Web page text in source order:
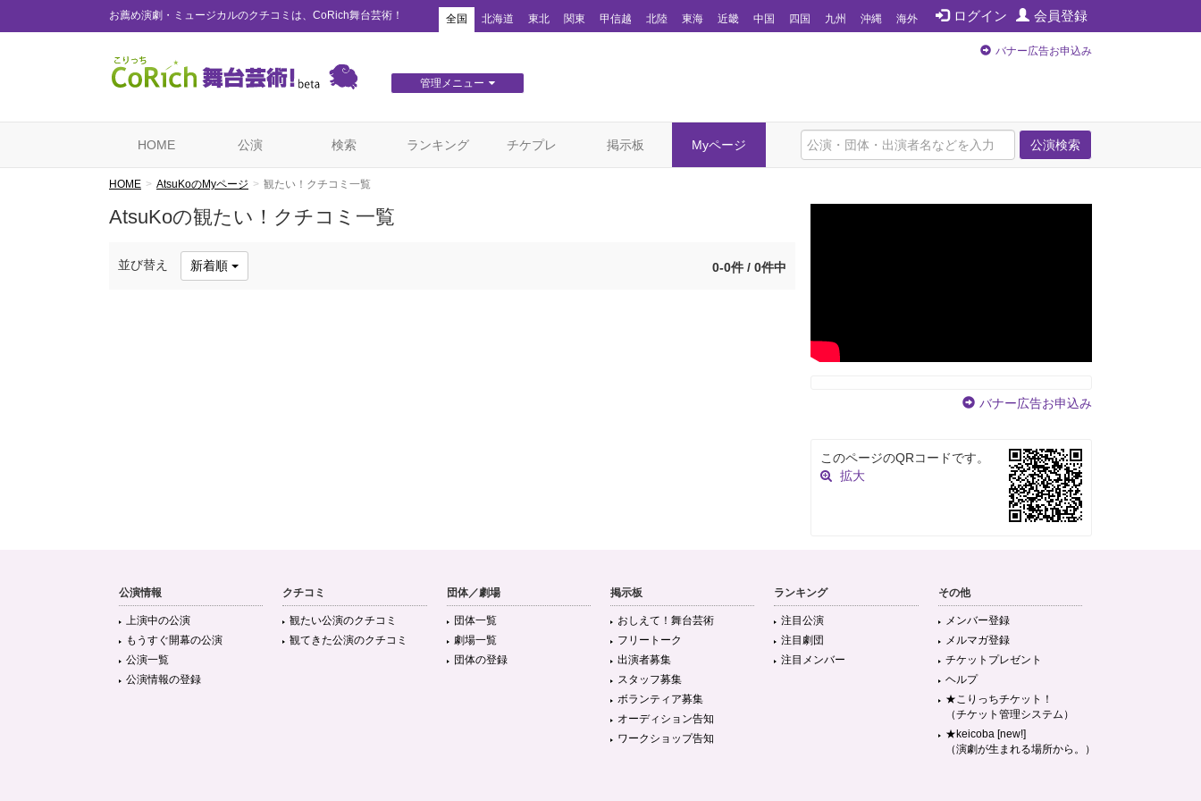
お薦め演劇・ミュージカルのクチコミは、CoRich舞台芸術！ ログイン 会員登録
全国 北海道 東北 関東 甲信越 北陸 東海 近畿 中国 四国 九州 沖縄 海外
管理メニュー
バナー広告お申込み
公演検索
HOME 公演 検索 ランキング チケプレ 掲示板 Myページ
HOME AtsuKoのMyページ 観たい！クチコミ一覧
AtsuKoの観たい！クチコミ一覧
並び替え 新着順 0-0件 / 0件中
バナー広告お申込み
このページのQRコードです。
拡大
公演情報
上演中の公演
もうすぐ開幕の公演
公演一覧
公演情報の登録
クチコミ
観たい公演のクチコミ
観てきた公演のクチコミ
団体／劇場
団体一覧
劇場一覧
団体の登録
掲示板
おしえて！舞台芸術
フリートーク
出演者募集
スタッフ募集
ボランティア募集
オーディション告知
ワークショップ告知
ランキング
注目公演
注目劇団
注目メンバー
その他
メンバー登録
メルマガ登録
チケットプレゼント
ヘルプ
★こりっちチケット！
（チケット管理システム）
★keicoba [new!]
（演劇が生まれる場所から。）